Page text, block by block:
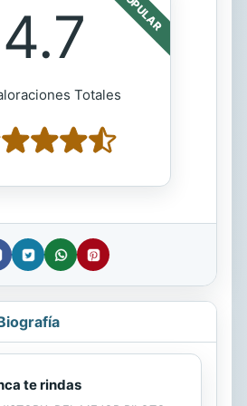
POPULAR
4.7
Totales
te rindas